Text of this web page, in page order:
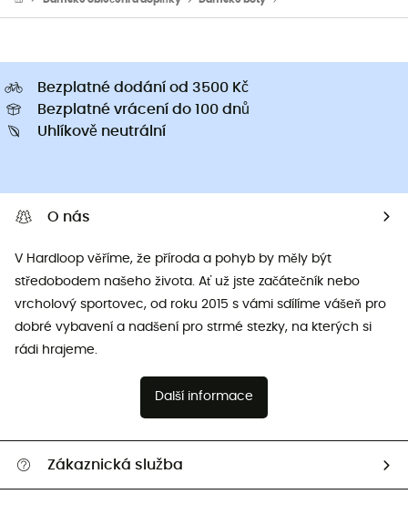
Bezplatné dodání od 3500 Kč
Bezplatné vrácení do 100 dnů
Uhlíkově neutrální
O nás
V Hardloop věříme, že příroda a pohyb by měly být
středobodem našeho života. Ať už jste začátečník nebo
vrcholový sportovec, od roku 2015 s vámi sdílíme vášeň pro
dobré vybavení a nadšení pro strmé stezky, na kterých si
rádi hrajeme.
Další informace
Zákaznická služba